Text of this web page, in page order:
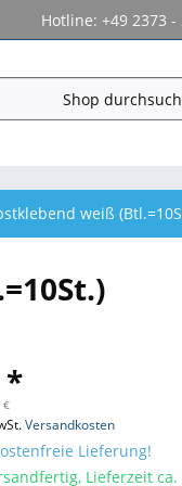
Hotline: +49 2373 -
weiß
*
€
Versandkosten
Lieferung!
Lieferzeit ca.